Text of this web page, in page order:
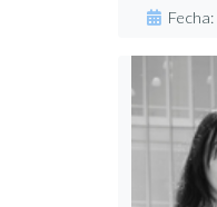
Fecha: